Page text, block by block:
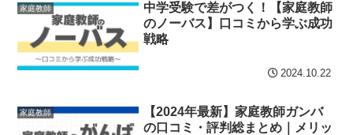
家庭教師
中学受験で差がつく！【家庭教師
のノーバス】口コミから学ぶ成功
戦略
2024.10.22
家庭教師
【2024年最新】家庭教師ガンバ
の口コミ・評判総まとめ｜メリッ